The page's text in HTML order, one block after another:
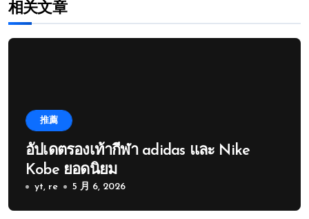
相关文章
推薦
อัปเดตรองเท้ากีฬา adidas และ Nike
Kobe ยอดนิยม
yt, re 5 月 6, 2026